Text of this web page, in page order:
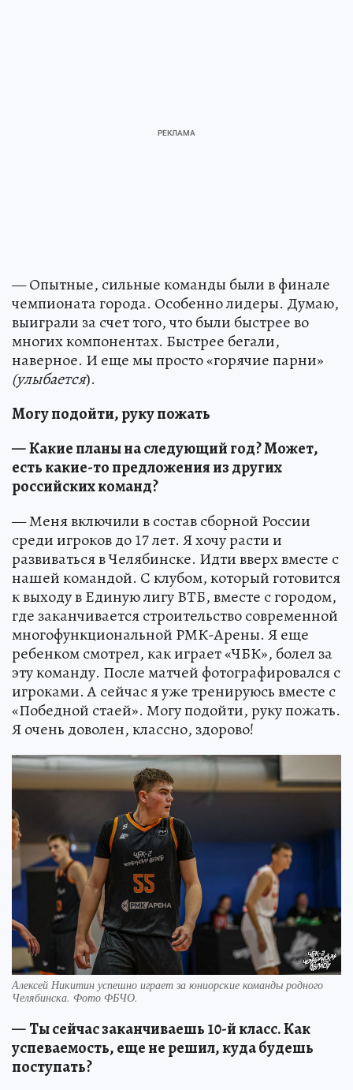
— Опытные, сильные команды были в финале
чемпионата города. Особенно лидеры. Думаю,
выиграли за счет того, что были быстрее во
многих компонентах. Быстрее бегали,
наверное. И еще мы просто «горячие парни»
(улыбается).
Могу подойти, руку пожать
—Какие планы на следующий год? Может,
есть какие-то предложения из других
российских команд?
— Меня включили в состав сборной России
среди игроков до 17 лет. Я хочу расти и
развиваться в Челябинске. Идти вверх вместе с
нашей командой. С клубом, который готовится
к выходу в Единую лигу ВТБ, вместе с городом,
где заканчивается строительство современной
многофункциональной РМК-Арены. Я еще
ребенком смотрел, как играет «ЧБК», болел за
эту команду. После матчей фотографировался с
игроками. А сейчас я уже тренируюсь вместе с
«Победной стаей». Могу подойти, руку пожать.
Я очень доволен, классно, здорово!
Алексей Никитин успешно играет за юниорские команды родного
Челябинска. Фото ФБЧО.
—Ты сейчас заканчиваешь 10-й класс. Как
успеваемость, еще не решил, куда будешь
поступать?